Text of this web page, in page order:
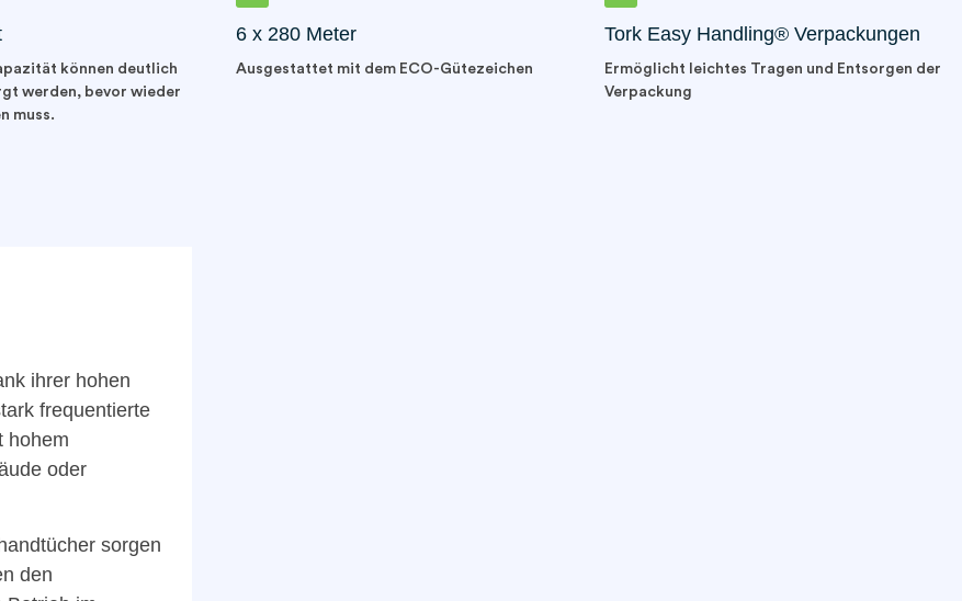
können deutlich
werden, bevor wieder
muss.
6 x 280 Meter
Ausgestattet mit dem ECO-Gütezeichen
Tork Easy Handling® Verpackungen
Ermöglicht leichtes Tragen und Entsorgen der
Verpackung
ihrer hohen
frequentierte
hohem
oder
sorgen
den